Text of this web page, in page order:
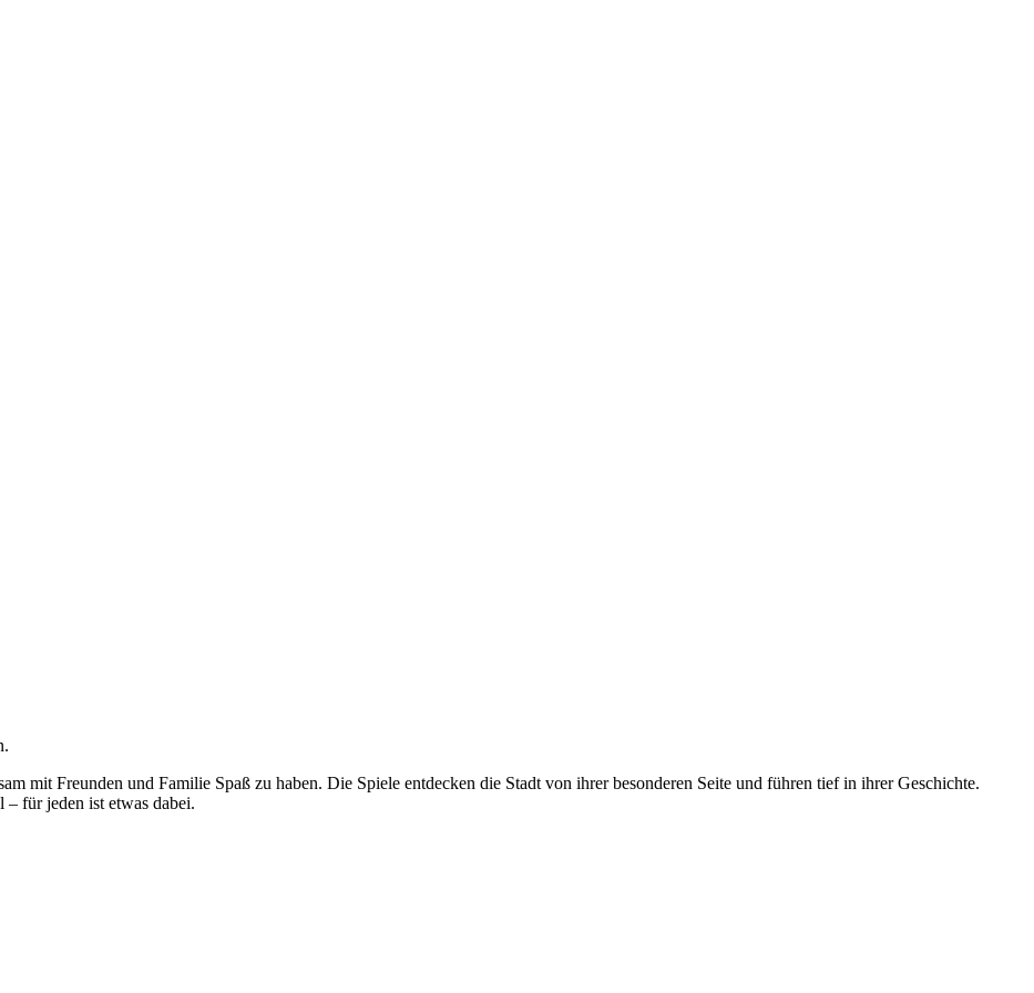
mit Freunden und Familie Spaß zu haben. Die Spiele entdecken die Stadt von ihrer besonderen Seite und führen tief in ihrer Geschichte.
für jeden ist etwas dabei.